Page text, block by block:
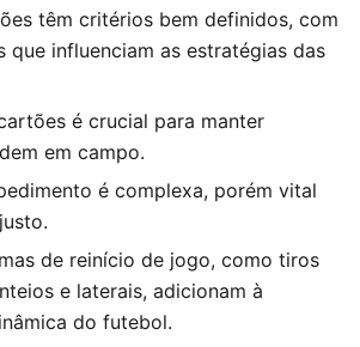
têm critérios bem definidos, com
que influenciam as estratégias das
é crucial para manter
em campo.
é complexa, porém vital
de reinício de jogo, como tiros
e laterais, adicionam à
do futebol.